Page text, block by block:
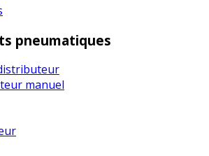
pneumatiques
manuel